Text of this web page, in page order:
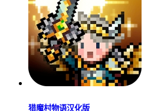
幸存者的黎明免广告
角色扮演